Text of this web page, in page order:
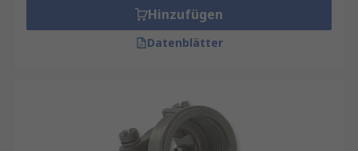
Hinzufügen
Datenblätter